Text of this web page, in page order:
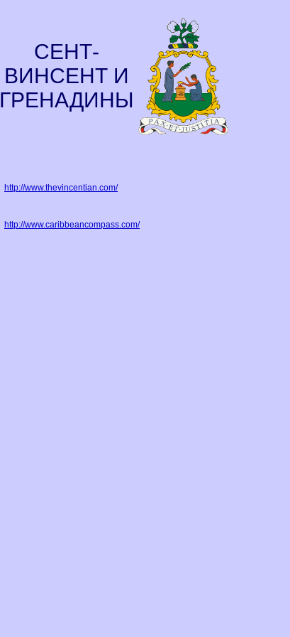
СЕНТ-
ВИНСЕНТ И
ГРЕНАДИНЫ
http://www.thevincentian.com/
http://www.caribbeancompass.com/